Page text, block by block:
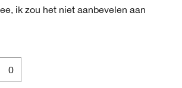
ik zou het niet aanbevelen aan
0